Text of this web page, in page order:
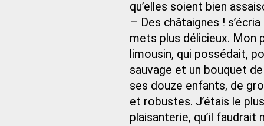
qu’elles soient bien
– Des châtaignes !
mets plus délicieux. Mon
limousin, qui possédait,
sauvage et un bouquet
ses douze enfants, de
et robustes. J’étais le
plaisanterie, qu’il faudrait